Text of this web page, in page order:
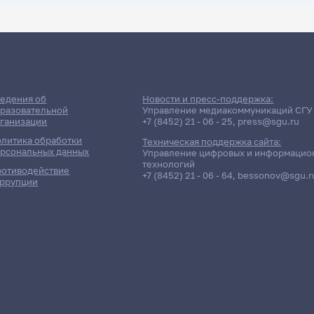
сессии: Одоевский Виктор
Отчётность / Дисциплина Группа /
об
обработки
данных
Новости и пресс-поддержка:
Управление медиакоммуникаций СГУ
+7 (8452) 21 - 06 - 25, press@sgu.ru
Техническая поддержка сайта:
Управление цифровых и
технологий
+7 (8452) 21 - 06 - 64,